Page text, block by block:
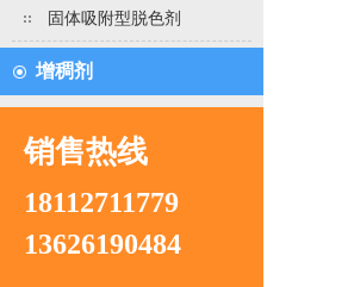
固体吸附型脱色剂
增稠剂
销售热线
18112711779
13626190484